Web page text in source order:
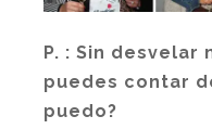
P. : Sin desvelar
puedes contar
puedo?